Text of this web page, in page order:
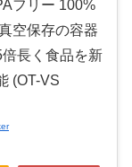
フリー 100%
空保存の容器
長く食品を新
(OT-VS